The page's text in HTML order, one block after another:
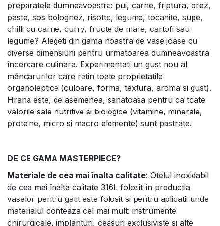
preparatele dumneavoastra: pui, carne, friptura, orez,
paste, sos bolognez, risotto, legume, tocanite, supe,
chilli cu carne, curry, fructe de mare, cartofi sau
legume? Alegeti din gama noastra de vase joase cu
diverse dimensiuni pentru urmatoarea dumneavoastra
încercare culinara. Experimentati un gust nou al
mâncarurilor care retin toate proprietatile
organoleptice (culoare, forma, textura, aroma si gust).
Hrana este, de asemenea, sanatoasa pentru ca toate
valorile sale nutritive si biologice (vitamine, minerale,
proteine, micro si macro elemente) sunt pastrate.
DE CE GAMA MASTERPIECE?
Materiale de cea mai înalta calitate: Otelul inoxidabil
de cea mai înalta calitate 316L folosit în productia
vaselor pentru gatit este folosit si pentru aplicatii unde
materialul conteaza cel mai mult: instrumente
chirurgicale, implanturi, ceasuri exclusiviste si alte